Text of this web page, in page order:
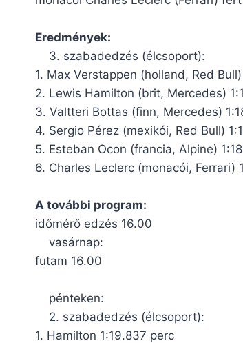
Eredmények:
3. szabadedzés (élcsoport):
1. Max Verstappen (holland, Red
2. Lewis Hamilton (brit, Mercedes)
3. Valtteri Bottas (finn, Mercedes)
4. Sergio Pérez (mexikói, Red Bull)
5. Esteban Ocon (francia, Alpine)
6. Charles Leclerc (monacói, Ferrari)
A további program:
időmérő edzés 16.00
vasárnap:
futam 16.00
pénteken:
2. szabadedzés (élcsoport):
1. Hamilton 1:19.837 perc